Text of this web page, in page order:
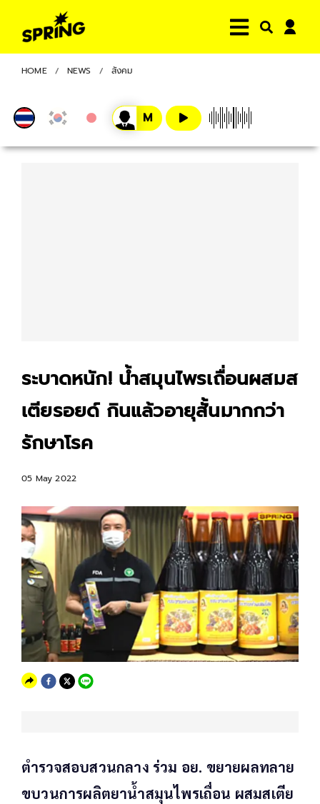
HOME NEWS สังคม
ระบาดหนัก! น้ำสมุนไพรเถื่อนผสมส
เตียรอยด์ กินแล้วอายุสั้นมากกว่า
รักษาโรค
05 May 2022
ตำรวจสอบสวนกลาง ร่วม อย. ขยายผลทลาย
ขบวนการผลิตยาน้ำสมุนไพรเถื่อน ผสมสเตีย